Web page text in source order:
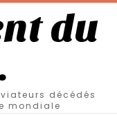
du
décédés
mondiale